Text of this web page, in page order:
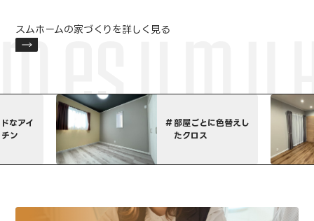
スムホームの家づくりを詳しく見る
部屋ごとに色替えし
たクロス